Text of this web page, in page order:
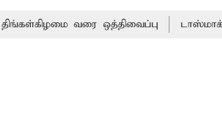
வரை ஒத்திவைப்பு டாஸ்மாக்